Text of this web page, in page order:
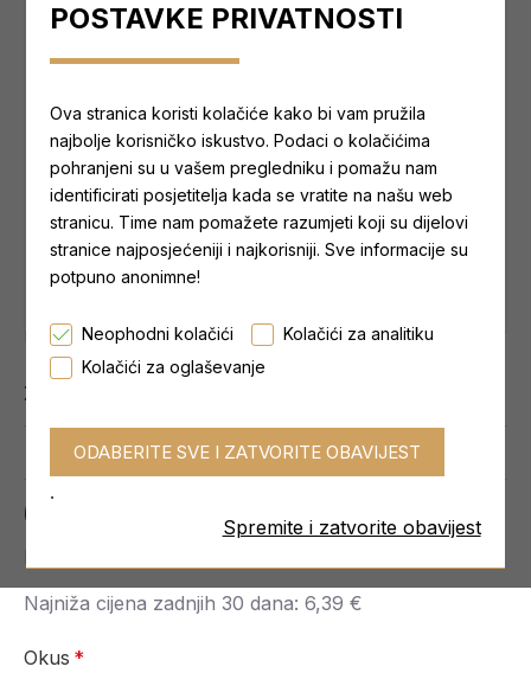
Najniža cijena zadnjih 30 dana:6,39 €
Zaliha:
0 reviews. - Write a review
6,39 €
Najniža cijena zadnjih 30 dana: 6,39 €
Okus
POSTAVKE PRIVATNOSTI
Ova stranica koristi kolačiće kako bi vam pružila
najbolje korisničko iskustvo. Podaci o kolačićima
pohranjeni su u vašem pregledniku i pomažu nam
identificirati posjetitelja kada se vratite na našu web
stranicu. Time nam pomažete razumjeti koji su dijelovi
stranice najposjećeniji i najkorisniji. Sve informacije su
potpuno anonimne!
Neophodni kolačići
Kolačići za analitiku
Kolačići za oglaševanje
Spremite i zatvorite obavijest
.